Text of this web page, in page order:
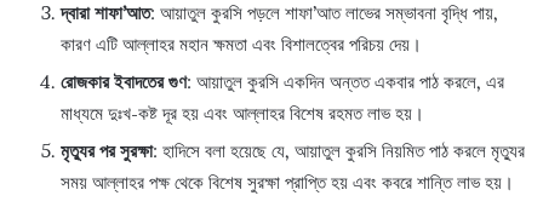
দ্বারা শাফা’আত: আয়াতুল কুরসি পড়লে শাফা’আত লাভের সম্ভাবনা বৃদ্ধি পায়,
কারণ এটি আল্লাহর মহান ক্ষমতা এবং বিশালত্বের পরিচয় দেয়।
রোজকার ইবাদতের গুণ: আয়াতুল কুরসি একদিন অন্তত একবার পাঠ করলে, এর
মাধ্যমে দুঃখ-কষ্ট দূর হয় এবং আল্লাহর বিশেষ রহমত লাভ হয়।
মৃত্যুর পর সুরক্ষা: হাদিসে বলা হয়েছে যে, আয়াতুল কুরসি নিয়মিত পাঠ করলে মৃত্যুর
সময় আল্লাহর পক্ষ থেকে বিশেষ সুরক্ষা প্রাপ্তি হয় এবং কবরে শান্তি লাভ হয়।